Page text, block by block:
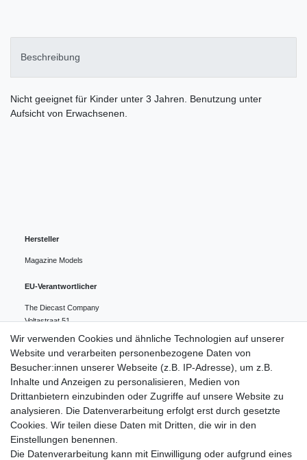
Beschreibung
Nicht geeignet für Kinder unter 3 Jahren. Benutzung unter
Aufsicht von Erwachsenen.
Hersteller
Magazine Models
EU-Verantwortlicher
The Diecast Company
Voltastraat 51
PURMEREND
Niederlande
christian@diecastcompany.nl
Hinweise zur Batterieentsorgung
Lieferung und Versand
Wir verwenden Cookies und ähnliche Technologien auf unserer
Website und verarbeiten personenbezogene Daten von
Besucher:innen unserer Webseite (z.B. IP-Adresse), um z.B.
Inhalte und Anzeigen zu personalisieren, Medien von
Drittanbietern einzubinden oder Zugriffe auf unsere Website zu
analysieren. Die Datenverarbeitung erfolgt erst durch gesetzte
Cookies. Wir teilen diese Daten mit Dritten, die wir in den
Einstellungen benennen.
Die Datenverarbeitung kann mit Einwilligung oder aufgrund eines